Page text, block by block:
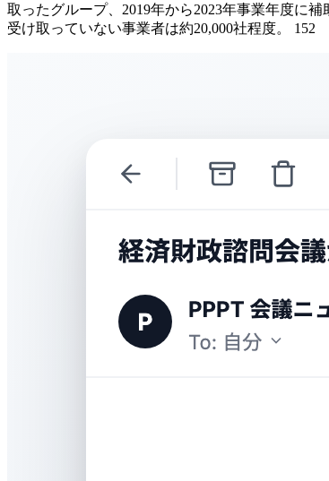
取ったグループ、2019年から2023年事業年度に
受け取っていない事業者は約20,000社程度。 152